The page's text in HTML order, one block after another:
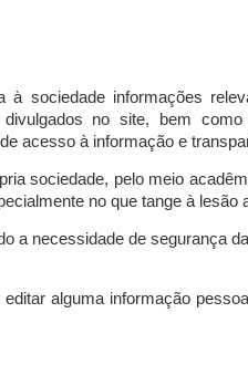
sociedade informações
no site, bem
acesso à informação e
sociedade, pelo meio
no que tange à lesão
a necessidade de segurança
alguma informação